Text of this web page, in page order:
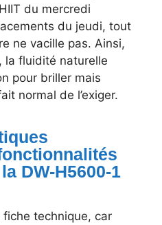
du mercredi
du jeudi, tout
ne vacille pas. Ainsi,
la fluidité naturelle
pour briller mais
normal de l’exiger.
DW-H5600-1
technique, car